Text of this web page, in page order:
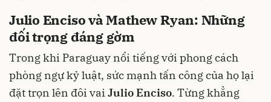
Julio Enciso và Mathew Ryan: Những
đối trọng đáng gờm
Trong khi Paraguay nổi tiếng với phong cách
phòng ngự kỷ luật, sức mạnh tấn công của họ lại
đặt trọn lên đôi vai Julio Enciso. Từng khẳng